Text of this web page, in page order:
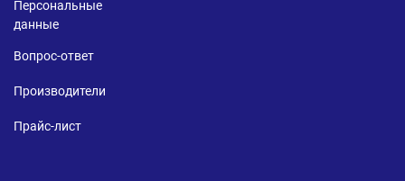
Персональные
данные
Вопрос-ответ
Производители
Прайс-лист